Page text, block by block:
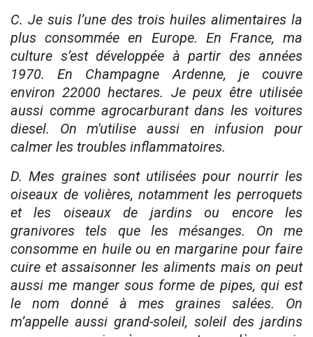
C. Je suis l’une des trois huiles alimentaires la
plus consommée en Europe. En France, ma
culture s’est développée à partir des années
1970. En Champagne Ardenne, je couvre
environ 22000 hectares. Je peux être utilisée
aussi comme agrocarburant dans les voitures
diesel. On m'utilise aussi en infusion pour
calmer les troubles inflammatoires.
D. Mes graines sont utilisées pour nourrir les
oiseaux de volières, notamment les perroquets
et les oiseaux de jardins ou encore les
granivores tels que les mésanges. On me
consomme en huile ou en margarine pour faire
cuire et assaisonner les aliments mais on peut
aussi me manger sous forme de pipes, qui est
le nom donné à mes graines salées. On
m’appelle aussi grand-soleil, soleil des jardins